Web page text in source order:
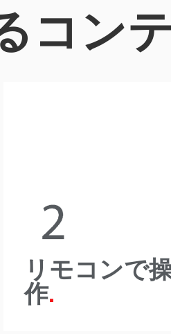
コン
リモコンで
作
Wardマシンは、安全な距離
業する1人のオペレーターの